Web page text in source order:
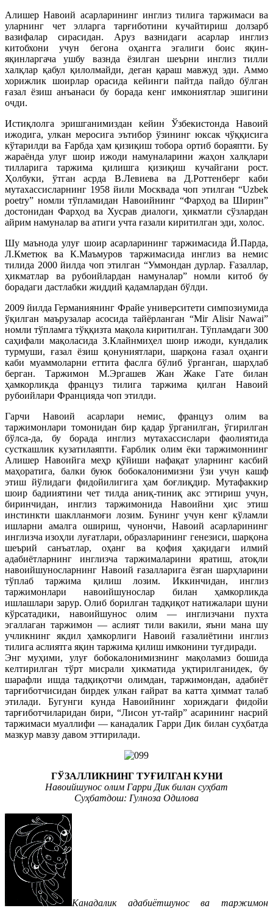
Алишер Навоий асарларининг инглиз тилига таржимаси ва
уларнинг чет элларга тарғиботини кучайтириш долзарб
вазифалар сирасидан. Аруз вазнидаги асарлар инглиз
китобхони учун бегона оҳангга эгалиги боис яқин-
яқинларгача ушбу вазнда ёзилган шеърни инглиз тилли
халқлар қабул қилолмайди, деган қараш мавжуд эди. Аммо
хорижлик шоирлар орасида кейинги пайтда пайдо бўлган
ғазал ёзиш анъанаси бу борада кенг имкониятлар эшигини
очди.
Истиқлолга эришганимиздан кейин Ўзбекистонда Навоий
ижодига, улкан меросига эътибор ўзининг юксак чўққисига
кўтарилди ва Ғарбда ҳам қизиқиш тобора ортиб бораяпти. Бу
жараёнда улуғ шоир ижоди намуналарини жаҳон халқлари
тилларига таржима қилишга қизиқиш кучайгани рост.
Ҳолбуки, ўтган асрда В.Левиева ва Д.Роттенберг каби
мутахассисларнинг 1958 йили Москвада чоп этилган “Uzbek
poetry” номли тўпламидан Навоийнинг “Фарҳод ва Ширин”
достонидан Фарҳод ва Хусрав диалоги, ҳикматли сўзлардан
айрим намуналар ва атиги учта ғазали киритилган эди, холос.
Шу маънода улуғ шоир асарларининг таржимасида Й.Парда,
Л.Кметюк ва К.Маъмуров таржимасида инглиз ва немис
тилида 2000 йилда чоп этилган “Уммондан дурлар. Ғазаллар,
ҳикматлар ва рубоийлардан намуналар” номли китоб бу
борадаги дастлабки жиддий қадамлардан бўлди.
2009 йилда Германиянинг Фрайе университети симпозиумида
ўқилган маърузалар асосида тайёрланган “Mir Alisir Nawai”
номли тўпламга тўққизта мақола киритилган. Тўпламдаги 300
саҳифали мақоласида З.Клайнмиҳел шоир ижоди, кундалик
турмуши, ғазал ёзиш қонуниятлари, шарқона ғазал оҳанги
каби муаммоларни еттита фаслга бўлиб ўрганган, шарҳлаб
берган. Таржимон М.Эргашев Жан Жаке Гате билан
ҳамкорликда француз тилига таржима қилган Навоий
рубоийлари Францияда чоп этилди.
Гарчи Навоий асарлари немис, француз олим ва
таржимонлари томонидан бир қадар ўрганилган, ўгирилган
бўлса-да, бу борада инглиз мутахассислари фаолиятида
сусткашлик кузатилаяпти. Ғарблик олим ёки таржимоннинг
Алишер Навоийга меҳр қўйиши нафақат уларнинг касбий
маҳоратига, балки буюк бобокалонимизни ўзи учун кашф
этиш йўлидаги фидойилигига ҳам боғлиқдир. Мутафаккир
шоир бадииятини чет тилда аниқ-тиниқ акс эттириш учун,
биринчидан, инглиз таржимонида Навоийни ҳис этиш
инстинкти шаклланмоғи лозим. Бунинг учун кенг кўламли
ишларни амалга ошириш, чунончи, Навоий асарларининг
инглизча изоҳли луғатлари, образларининг генезиси, шарқона
шеърий санъатлар, оҳанг ва қофия ҳақидаги илмий
адабиётларнинг инглизча таржималарини яратиш, атоқли
навоийшуносларнинг Навоий ғазалларига ёзган шарҳларини
тўплаб таржима қилиш лозим. Иккинчидан, инглиз
таржимонлари навоийшунослар билан ҳамкорликда
ишлашлари зарур. Олиб борилган тадқиқот натижалари шуни
кўрсатадики, навоийшунос олим — инглизчани пухта
эгаллаган таржимон — аслият тили вакили, яъни мана шу
учликнинг якдил ҳамкорлиги Навоий ғазалиётини инглиз
тилига аслиятга яқин таржима қилиш имконини туғдиради.
Энг муҳими, улуғ бобокалонимизнинг мақоламиз бошида
келтирилган тўрт мисрали ҳикматида уқтирилганидек, бу
шарафли ишда тадқиқотчи олимдан, таржимондан, адабиёт
тарғиботчисидан бирдек улкан ғайрат ва катта ҳиммат талаб
этилади. Бугунги кунда Навоийнинг хориждаги фидойи
тарғиботчиларидан бири, “Лисон ут-тайр” асарининг насрий
таржимаси муаллифи — канадалик Гарри Дик билан суҳбатда
мазкур мавзу давом эттирилади.
ГЎЗАЛЛИКНИНГ ТУҒИЛГАН КУНИ
Навоийшунос олим Гарри Дик билан суҳбат
Суҳбатдош: Гулноза Одилова
Канадалик адабиётшунос ва таржимон